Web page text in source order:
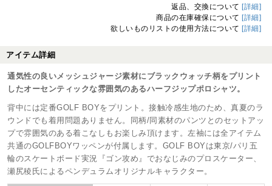
返品、交換について [詳細]
商品の在庫確保について [詳細]
欲しいものリストの使用方法について [詳細]
アイテム詳細
通気性の良いメッシュジャージ素材にブラックウォッチ柄をプリント
したオーセンティックな雰囲気のあるハーフジップポロシャツ。
背中には定番GOLF BOYをプリント。接触冷感生地のため、真夏のラ
ウンドでも着用問題ありません。同柄/同素材のパンツとのセットアッ
プで雰囲気のある着こなしもお楽しみ頂けます。左袖には全アイテム
共通のGOLFBOYワッペンが付属します。GOLF BOYは東京/パリ五
輪のスケートボード実況『ゴン攻め』でおなじみのプロスケーター、
瀬尻稜氏によるペンデュラムオリジナルキャラクター。